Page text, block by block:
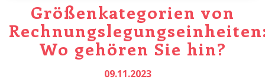
Größenkategorien von
Wo gehören Sie hin?
09.11.2023